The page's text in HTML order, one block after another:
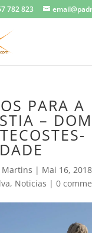
782 823
PARA A
–
Martins | Mai 16, 2018
, Noticias | 0